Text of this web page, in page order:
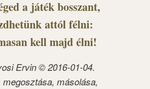
a játék bosszant,
attól félni:
kell majd élni!
Ervin © 2016-01-04.
megosztása, másolása,